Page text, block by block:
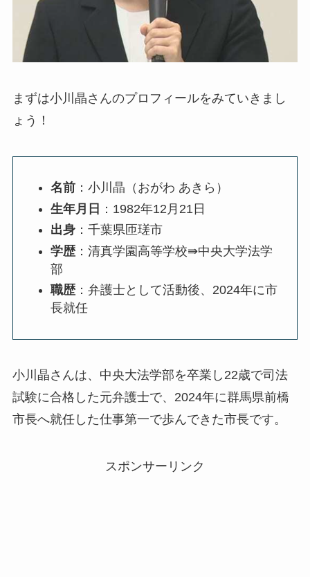
まずは小川晶さんのプロフィールをみていきまし
ょう！
名前：小川晶（おがわ あきら）
生年月日 ：1982年12月21日
出身：千葉県匝瑳市
学歴：清真学園高等学校⇛中央大学法学
部
職歴：弁護士として活動後、2024年に市
長就任
小川晶さんは、中央大法学部を卒業し22歳で司法
試験に合格した元弁護士で、2024年に群馬県前橋
市長へ就任した仕事第一で歩んできた市長です。
スポンサーリンク